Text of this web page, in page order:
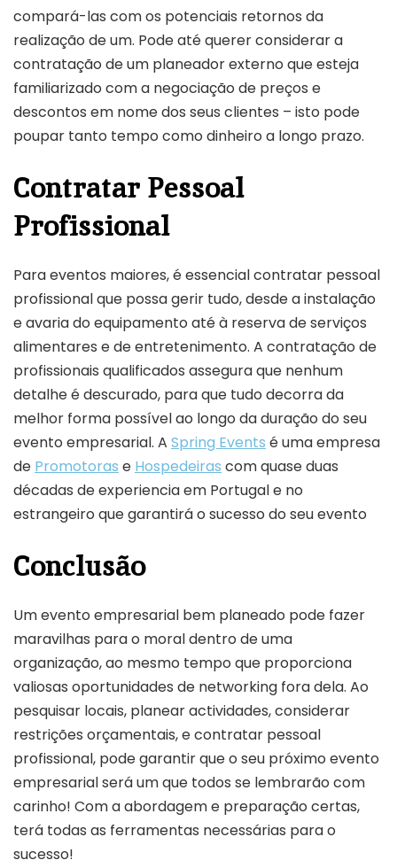
compará-las com os potenciais retornos da
realização de um. Pode até querer considerar a
contratação de um planeador externo que esteja
familiarizado com a negociação de preços e
descontos em nome dos seus clientes – isto pode
poupar tanto tempo como dinheiro a longo prazo.
Contratar Pessoal
Profissional
Para eventos maiores, é essencial contratar pessoal
profissional que possa gerir tudo, desde a instalação
e avaria do equipamento até à reserva de serviços
alimentares e de entretenimento. A contratação de
profissionais qualificados assegura que nenhum
detalhe é descurado, para que tudo decorra da
melhor forma possível ao longo da duração do seu
evento empresarial. A Spring Events é uma empresa
de Promotoras e Hospedeiras com quase duas
décadas de experiencia em Portugal e no
estrangeiro que garantirá o sucesso do seu evento
Conclusão
Um evento empresarial bem planeado pode fazer
maravilhas para o moral dentro de uma
organização, ao mesmo tempo que proporciona
valiosas oportunidades de networking fora dela. Ao
pesquisar locais, planear actividades, considerar
restrições orçamentais, e contratar pessoal
profissional, pode garantir que o seu próximo evento
empresarial será um que todos se lembrarão com
carinho! Com a abordagem e preparação certas,
terá todas as ferramentas necessárias para o
sucesso!